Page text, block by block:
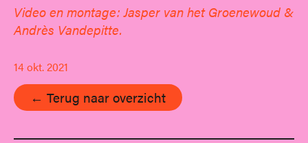
Video en montage: Jasper van het Groenewoud &
Andrès Vandepitte.
14 okt. 2021
← Terug naar overzicht